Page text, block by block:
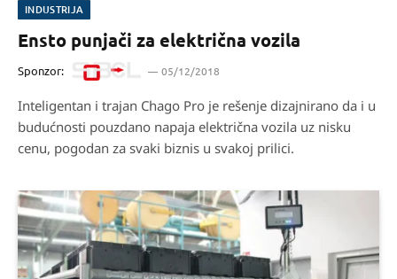
INDUSTRIJA
Ensto punjači za električna vozila
Sponzor: 05/12/2018
Inteligentan i trajan Chago Pro je rešenje dizajnirano da i u
budućnosti pouzdano napaja električna vozila uz nisku
cenu, pogodan za svaki biznis u svakoj prilici.